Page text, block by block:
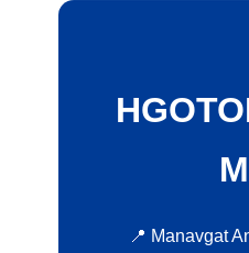
📍 Manavgat